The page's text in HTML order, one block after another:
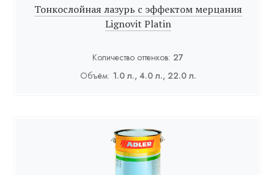
Тонкослойная лазурь с эффектом мерцания
Lignovit Platin
Количество оттенков: 27
Объём: 1.0 л., 4.0 л., 22.0 л.